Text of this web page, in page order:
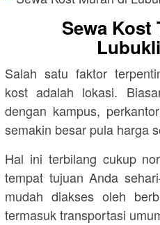
Sewa Kost
Salah satu faktor
kost adalah lokasi.
dengan kampus,
semakin besar pula harga
Hal ini terbilang cukup
tempat tujuan Anda
mudah diakses oleh
termasuk transportasi